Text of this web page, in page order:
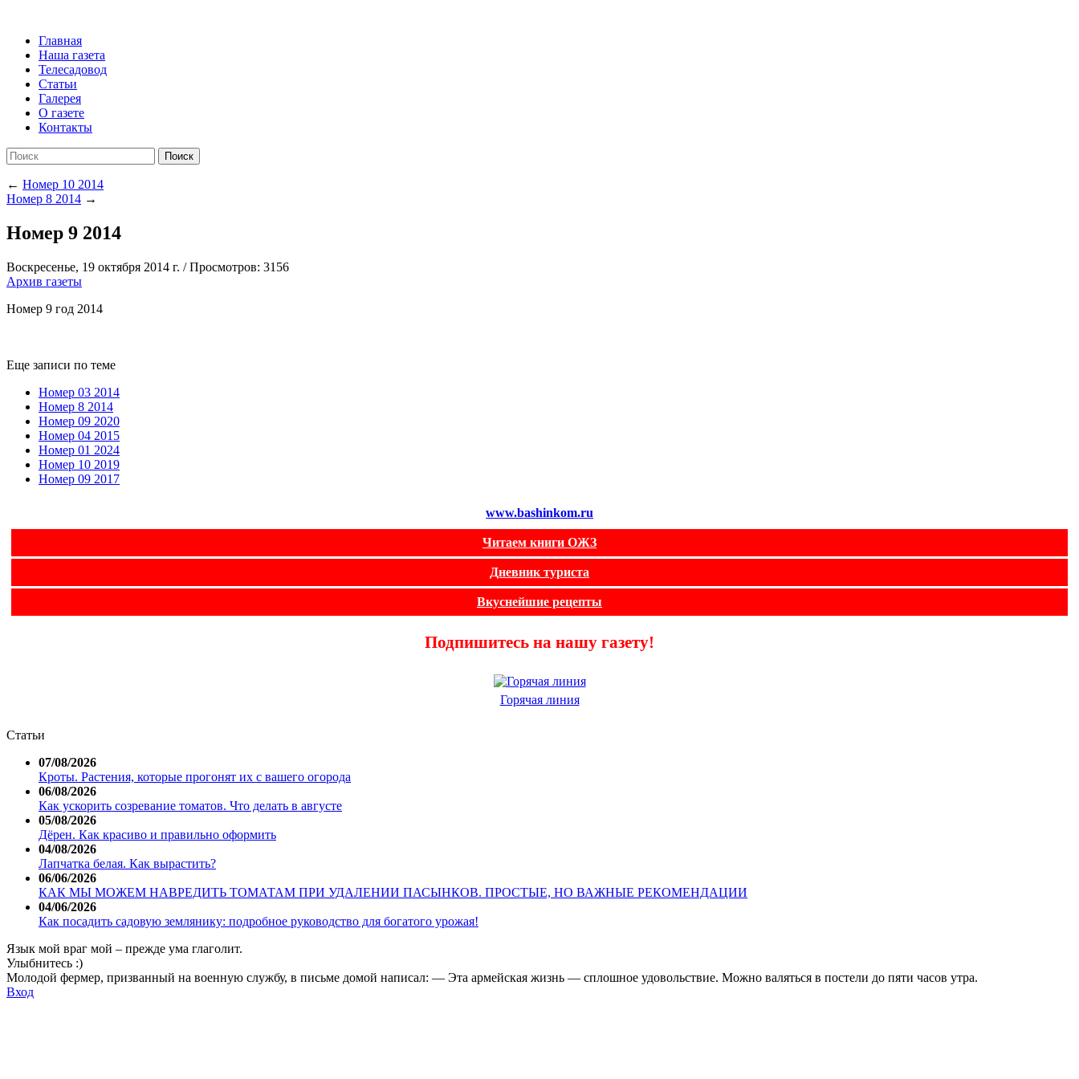
Главная
Наша газета
Телесадовод
Статьи
Галерея
О газете
Контакты
Поиск
← Номер 10 2014
Номер 8 2014 →
Номер 9 2014
Воскресенье, 19 октября 2014 г. /Просмотров: 3156
Архив газеты
Номер 9 год 2014
Еще записи по теме
Номер 03 2014
Номер 8 2014
Номер 09 2020
Номер 04 2015
Номер 01 2024
Номер 10 2019
Номер 09 2017
www.bashinkom.ru
Читаем книги ОЖЗ
Дневник туриста
Вкуснейшие рецепты
Подпишитесь на нашу газету!
Горячая линия
Статьи
07/08/2026
Кроты. Растения, которые прогонят их с вашего огорода
06/08/2026
Как ускорить созревание томатов. Что делать в августе
05/08/2026
Дёрен. Как красиво и правильно оформить
04/08/2026
Лапчатка белая. Как вырастить?
06/06/2026
КАК МЫ МОЖЕМ НАВРЕДИТЬ ТОМАТАМ ПРИ УДАЛЕНИИ ПАСЫНКОВ. ПРОСТЫЕ, НО ВАЖНЫЕ РЕКОМЕНДАЦИИ
04/06/2026
Как посадить садовую землянику: подробное руководство для богатого урожая!
Язык мой враг мой – прежде ума глаголит.
Улыбнитесь :)
Молодой фермер, призванный на военную службу, в письме домой написал: — Эта армейская жизнь — сплошное удовольствие. Можно валяться в постели до пяти часов утра.
Вход